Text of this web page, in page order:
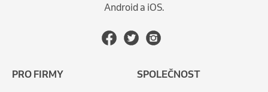
Android a iOS.
PRO FIRMY SPOLEČNOST